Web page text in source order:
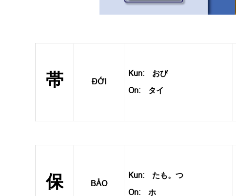
帯 ĐỚI
Kun: おび
On: タイ
保 BẢO
Kun: たも。つ
On: ホ